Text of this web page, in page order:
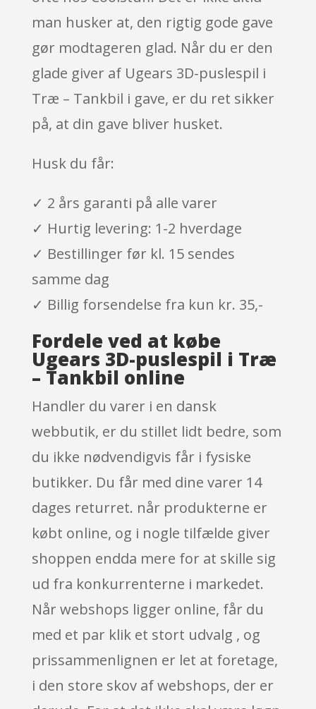
man husker at, den rigtig gode gave
gør modtageren glad. Når du er den
glade giver af Ugears 3D-puslespil i
Træ – Tankbil i gave, er du ret sikker
på, at din gave bliver husket.
Husk du får:
✓ 2 års garanti på alle varer
✓ Hurtig levering: 1-2 hverdage
✓ Bestillinger før kl. 15 sendes
samme dag
✓ Billig forsendelse fra kun kr. 35,-
Fordele ved at købe
Ugears 3D-puslespil i Træ
– Tankbil online
Handler du varer i en dansk
webbutik, er du stillet lidt bedre, som
du ikke nødvendigvis får i fysiske
butikker. Du får med dine varer 14
dages returret. når produkterne er
købt online, og i nogle tilfælde giver
shoppen endda mere for at skille sig
ud fra konkurrenterne i markedet.
Når webshops ligger online, får du
med et par klik et stort udvalg , og
prissammenlignen er let at foretage,
i den store skov af webshops, der er